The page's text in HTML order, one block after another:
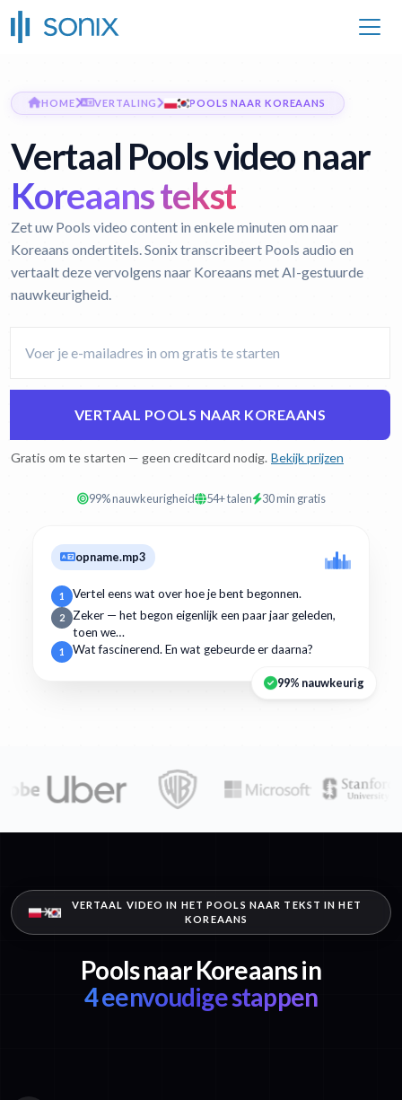
HOME VERTALING POOLS NAAR KOREAANS
Vertaal Pools video naar
Koreaans tekst
Zet uw Pools video content in enkele minuten om naar
Koreaans ondertitels. Sonix transcribeert Pools audio en
vertaalt deze vervolgens naar Koreaans met AI-gestuurde
nauwkeurigheid.
VERTAAL POOLS NAAR KOREAANS
Gratis om te starten — geen creditcard nodig. Bekijk prijzen
99% nauwkeurigheid 54+ talen 30 min gratis
opname.mp3
1 Vertel eens wat over hoe je bent begonnen.
2
Zeker — het begon eigenlijk een paar jaar geleden,
toen we…
1 Wat fascinerend. En wat gebeurde er daarna?
99% nauwkeurig
VERTAAL VIDEO IN HET POOLS NAAR TEKST IN HET
KOREAANS
Pools naar Koreaans in
4 eenvoudige stappen